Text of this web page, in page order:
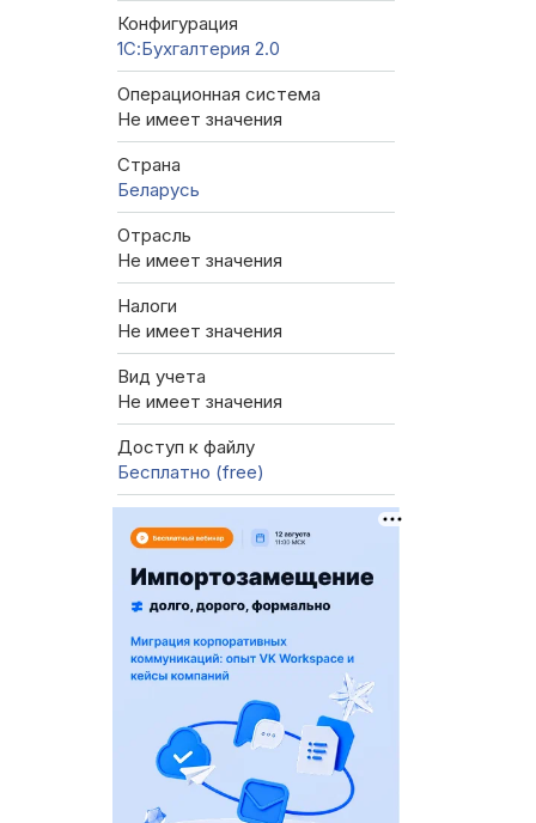
Конфигурация
1С:Бухгалтерия 2.0
Операционная система
Не имеет значения
Страна
Беларусь
Отрасль
Не имеет значения
Налоги
Не имеет значения
Вид учета
Не имеет значения
Доступ к файлу
Бесплатно (free)